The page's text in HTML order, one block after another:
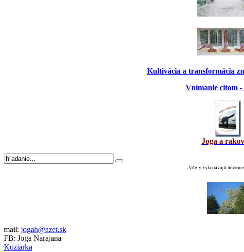
Kultivácia a transformácia
Vnímanie citom -
Joga a
„Včely vykonávajú
mail: jogah@azet.sk
FB: Joga Narajana
Koziarka